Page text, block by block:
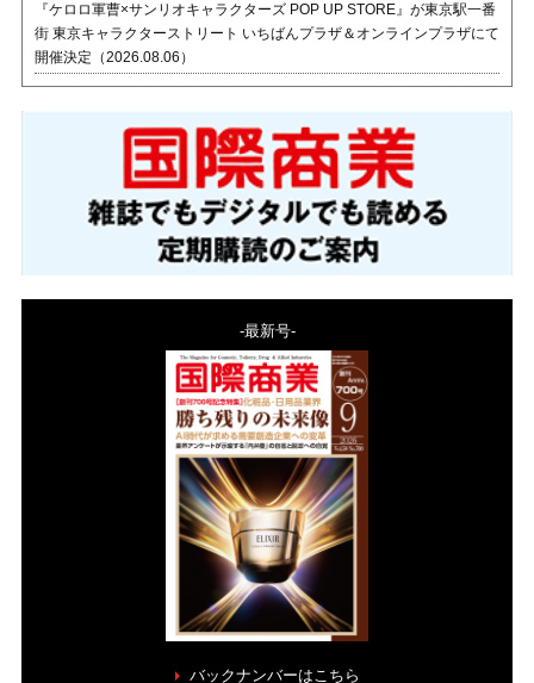
『ケロロ軍曹×サンリオキャラクターズ POP UP STORE』が東京駅一番
街 東京キャラクターストリート いちばんプラザ＆オンラインプラザにて
開催決定（2026.08.06）
-最新号-
バックナンバーはこちら